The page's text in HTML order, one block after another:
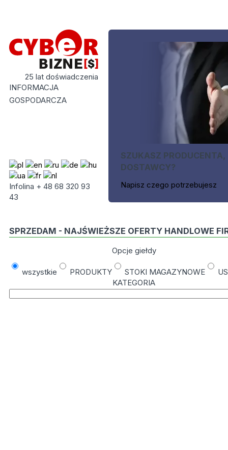
25 lat doświadczenia
INFORMACJA
GOSPODARCZA
Infolina + 48 68 320 93
43
SZUKASZ PRODUCENTA,
DOSTAWCY?
Napisz czego potrzebujesz
SPRZEDAM - NAJŚWIEŻSZE OFERTY HANDLOWE
Opcje giełdy
wszystkie PRODUKTY STOKI MAGAZYNOWE
KATEGORIA